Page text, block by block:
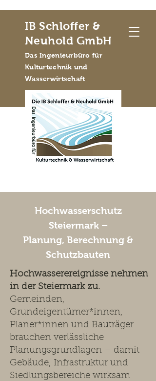
IB Schloffer &
Neuhold GmbH
Das Ingenieurbüro für
Kulturtechnik und
Wasserwirtschaft
Hochwasserschutz
Steiermark –
Planung, Berechnung &
Schutzbauten
Hochwasserereignisse nehmen
in der Steiermark zu.
Gemeinden,
Grundeigentümer*innen,
Planer*innen und Bauträger
brauchen verlässliche
Planungsgrundlagen – damit
Gebäude, Infrastruktur und
Siedlungsbereiche wirksam